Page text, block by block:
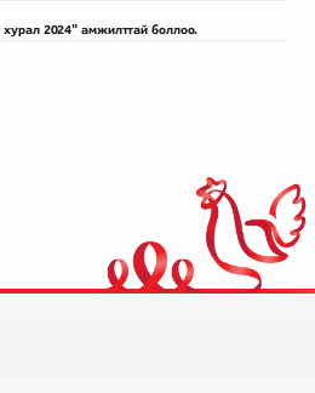
2024" амжилттай боллоо.